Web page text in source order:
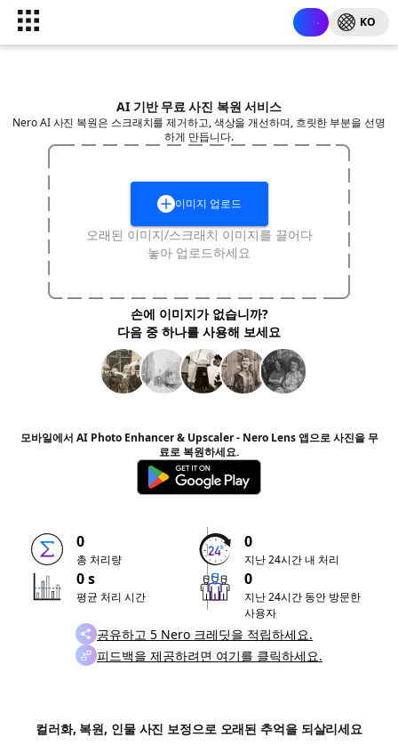
KO
AI 기반 무료 사진 복원 서비스
Nero AI 사진 복원은 스크래치를 제거하고, 색상을 개선하며, 흐릿한 부분을 선명
하게 만듭니다.
이미지 업로드
오래된 이미지/스크래치 이미지를 끌어다
놓아 업로드하세요
손에 이미지가 없습니까?
다음 중 하나를 사용해 보세요
모바일에서 AI Photo Enhancer & Upscaler - Nero Lens 앱으로 사진을 무
료로 복원하세요.
0
총 처리량
0
지난 24시간 내 처리
0 s
평균 처리 시간
0
지난 24시간 동안 방문한
사용자
공유하고 5 Nero 크레딧을 적립하세요.
피드백을 제공하려면 여기를 클릭하세요.
컬러화, 복원, 인물 사진 보정으로 오래된 추억을 되살리세요